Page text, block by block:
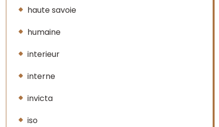
haute savoie
humaine
interieur
interne
invicta
iso